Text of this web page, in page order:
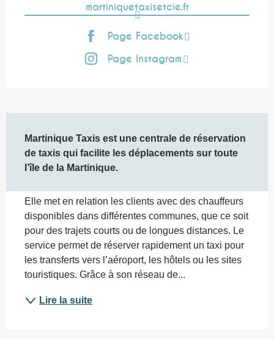
martiniquetaxisetcie.fr
Page Facebook
Page Instagram
Martinique Taxis est une centrale de réservation
de taxis qui facilite les déplacements sur toute
l’île de la Martinique.
Elle met en relation les clients avec des chauffeurs
disponibles dans différentes communes, que ce soit
pour des trajets courts ou de longues distances. Le
service permet de réserver rapidement un taxi pour
les transferts vers l’aéroport, les hôtels ou les sites
touristiques. Grâce à son réseau de...
Lire la suite